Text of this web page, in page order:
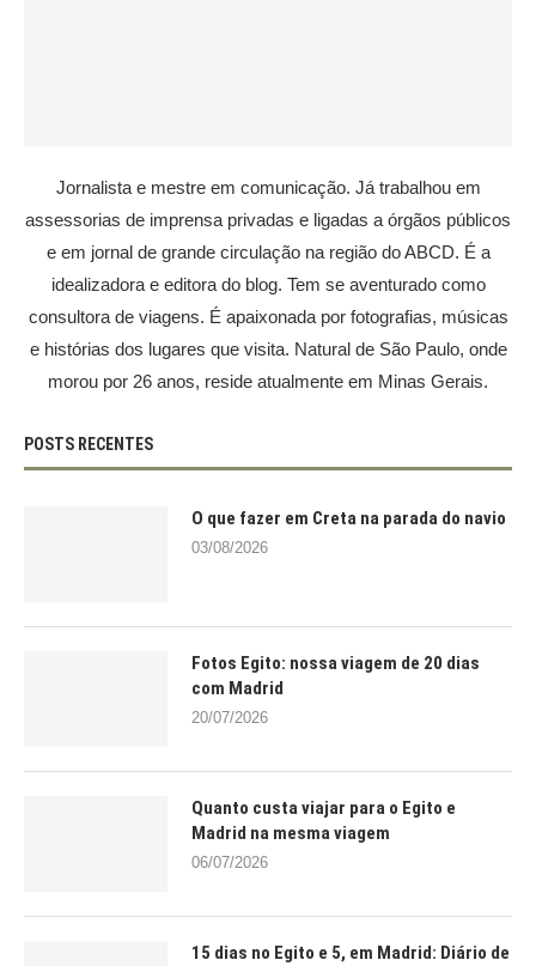
Jornalista e mestre em comunicação. Já trabalhou em
assessorias de imprensa privadas e ligadas a órgãos públicos
e em jornal de grande circulação na região do ABCD. É a
idealizadora e editora do blog. Tem se aventurado como
consultora de viagens. É apaixonada por fotografias, músicas
e histórias dos lugares que visita. Natural de São Paulo, onde
morou por 26 anos, reside atualmente em Minas Gerais.
POSTS RECENTES
O que fazer em Creta na parada do navio
03/08/2026
Fotos Egito: nossa viagem de 20 dias
com Madrid
20/07/2026
Quanto custa viajar para o Egito e
Madrid na mesma viagem
06/07/2026
15 dias no Egito e 5, em Madrid: Diário de